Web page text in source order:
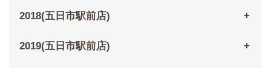
2018(五日市駅前店)
2019(五日市駅前店)